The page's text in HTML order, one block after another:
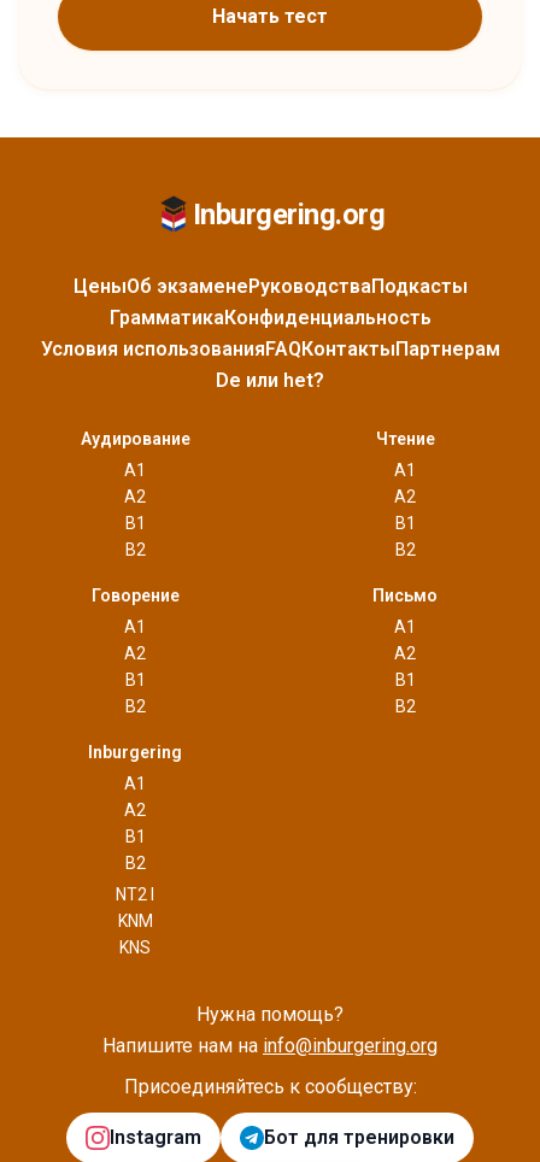
Начать тест
Inburgering.org
ЦеныОб экзаменеРуководстваПодкасты
ГрамматикаКонфиденциальность
Условия использованияFAQКонтактыПартнерам
De или het?
Аудирование
A1
A2
B1
B2
Чтение
A1
A2
B1
B2
Говорение
A1
A2
B1
B2
Письмо
A1
A2
B1
B2
Inburgering
A1
A2
B1
B2
NT2 I
KNM
KNS
Нужна помощь?
Напишите нам на info@inburgering.org
Присоединяйтесь к сообществу:
Instagram Бот для тренировки